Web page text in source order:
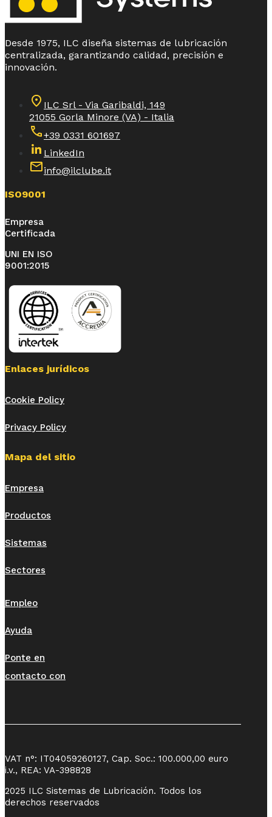
Desde 1975, ILC diseña sistemas de lubricación
centralizada, garantizando calidad, precisión e
innovación.
ILC Srl - Via Garibaldi, 149
21055 Gorla Minore (VA) - Italia
+39 0331 601697
LinkedIn
info@ilclube.it
ISO9001
Empresa
Certificada
UNI EN ISO
9001:2015
Enlaces jurídicos
Cookie Policy
Privacy Policy
Mapa del sitio
Empresa
Productos
Sistemas
Sectores
Empleo
Ayuda
Ponte en
contacto con
VAT n°: IT04059260127, Cap. Soc.: 100.000,00 euro
i.v., REA: VA-398828
2025 ILC Sistemas de Lubricación. Todos los
derechos reservados